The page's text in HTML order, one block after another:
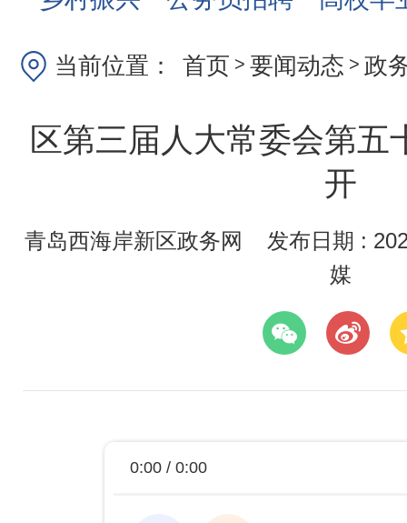
当前位置： 首页 > 要闻动态 > 政
区第三届人大常委会第五
开
青岛西海岸新区政务网
发布日期 :
媒
0:00 / 0:00